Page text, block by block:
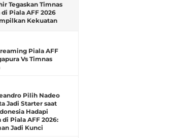
Tegaskan Timnas
Piala AFF 2026
Kekuatan
Piala AFF
Vs Timnas
Pilih Nadeo
Jadi Starter saat
Hadapi
di Piala AFF 2026:
Jadi Kunci